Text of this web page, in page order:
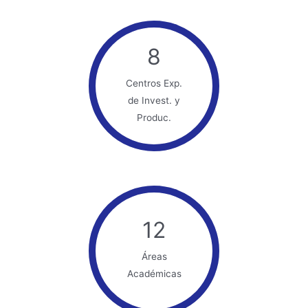
8
Centros Exp.
de Invest. y
Produc.
12
Áreas
Académicas